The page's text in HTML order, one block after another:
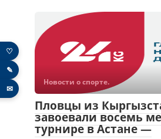
Новости о спорте.
Пловцы из
завоевали восемь
турнире в Астане —
♡
✎
✉